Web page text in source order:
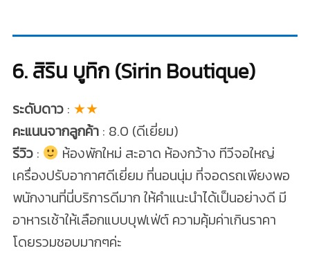
6. สิริน บูทิก (Sirin Boutique)
ระดับดาว: ★★
คะแนนจากลูกค้า: 8.0 (ดีเยี่ยม)
รีวิว:
ห้องพักใหม่ สะอาด ห้องกว้าง ทีวีจอใหญ่
เครื่องปรับอากาศดีเยี่ยม ที่นอนนุ่ม ที่จอดรถเพียงพอ
พนักงานที่นี่บริการดีมาก ให้คำแนะนำได้เป็นอย่างดี มี
อาหารเช้าให้เลือกแบบบุฟเฟ่ต์ ความคุ้มค่า​เกินราคา
โดยรวมชอบมากๆค่ะ